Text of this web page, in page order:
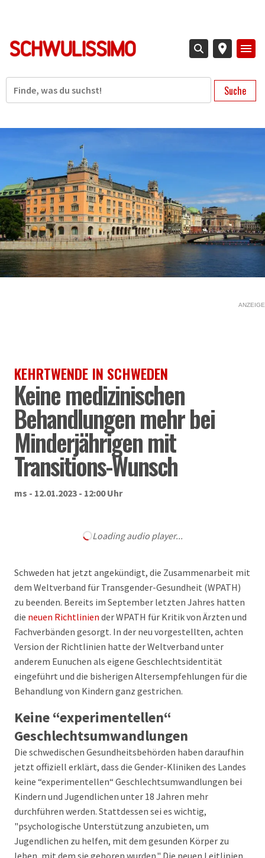
Suche
ANZEIGE
KEHRTWENDE IN SCHWEDEN
Keine medizinischen
Behandlungen mehr bei
Minderjährigen mit
Transitions-Wunsch
ms - 12.01.2023 - 12:00 Uhr
Loading audio player...
Schweden hat jetzt angekündigt, die Zusammenarbeit mit
dem Weltverband für Transgender-Gesundheit (WPATH)
zu beenden. Bereits im September letzten Jahres hatten
die neuen Richtlinien der WPATH für Kritik von Ärzten und
Fachverbänden gesorgt. In der neu vorgestellten, achten
Version der Richtlinien hatte der Weltverband unter
anderem Eunuchen als eigene Geschlechtsidentität
eingeführt und die bisherigen Altersempfehlungen für die
Behandlung von Kindern ganz gestrichen.
Keine “experimentellen“
Geschlechtsumwandlungen
Die schwedischen Gesundheitsbehörden haben daraufhin
jetzt offiziell erklärt, dass die Gender-Kliniken des Landes
keine “experimentellen“ Geschlechtsumwandlungen bei
Kindern und Jugendlichen unter 18 Jahren mehr
durchführen werden. Stattdessen sei es wichtig,
"psychologische Unterstützung anzubieten, um
Jugendlichen zu helfen, mit dem gesunden Körper zu
leben, mit dem sie geboren wurden." Die neuen Leitlinien